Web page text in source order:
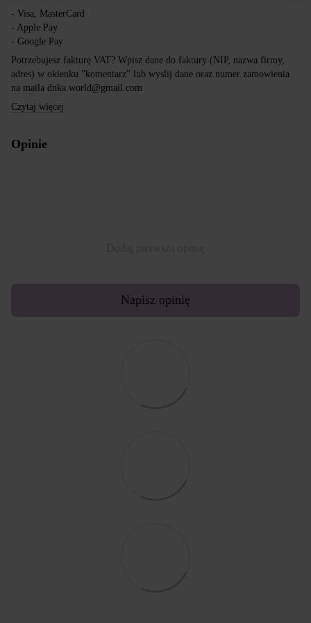
- Visa, MasterCard
- Apple Pay
- Google Pay
Potrzebujesz fakturę VAT? Wpisz dane do faktury (NIP, nazwa firmy,
adres) w okienku "komentarz" lub wyslij dane oraz numer zamowienia
na maila dnka.world@gmail.com
Czytaj więcej
Opinie
Napisz opinię